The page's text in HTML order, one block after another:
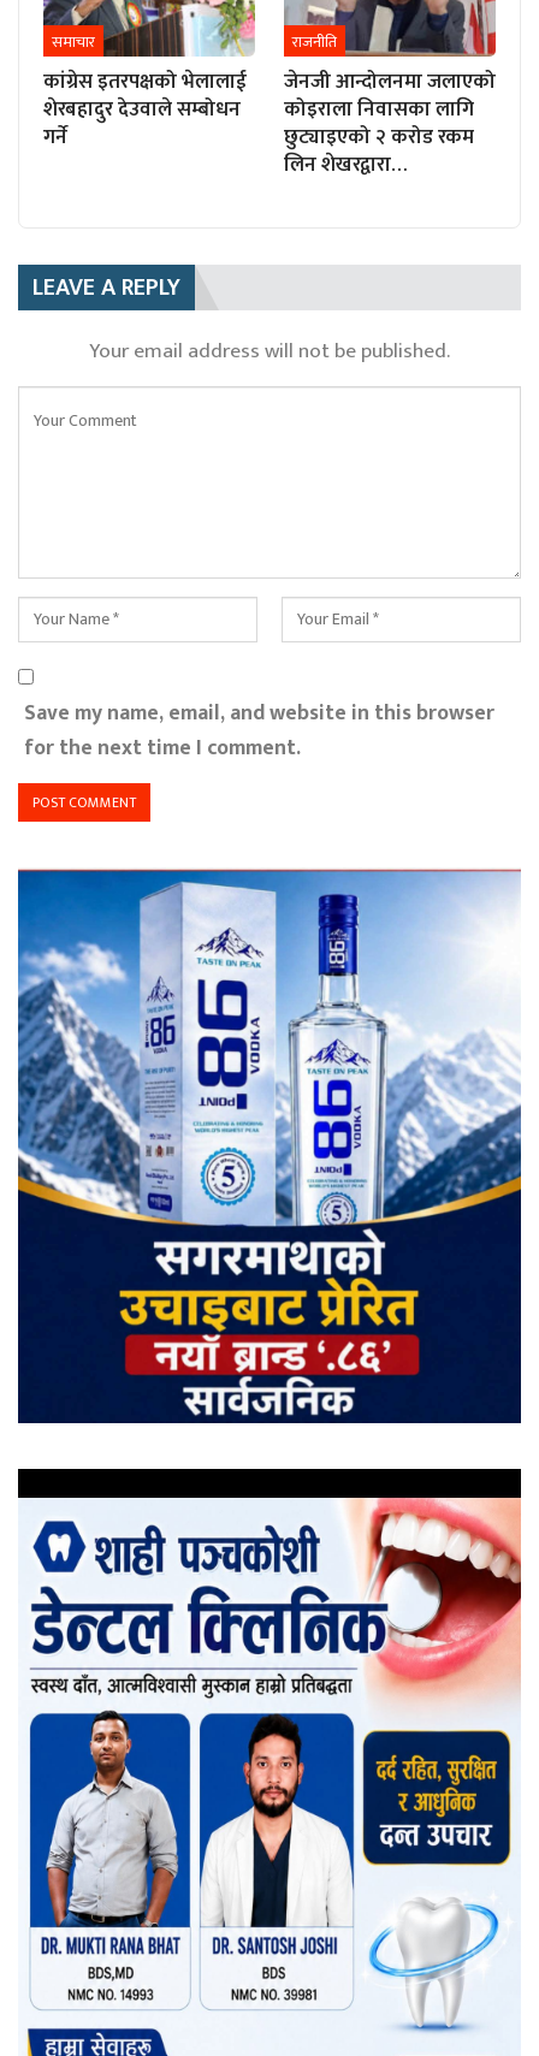
समाचार
कांग्रेस इतरपक्षको भेलालाई
शेरबहादुर देउवाले सम्बोधन
गर्ने
राजनीति
जेनजी आन्दोलनमा जलाएको
कोइराला निवासका लागि
छुट्याइएको २ करोड रकम
लिन शेखरद्वारा…
LEAVE A REPLY
Your email address will not be published.
Save my name, email, and website in this browser
for the next time I comment.